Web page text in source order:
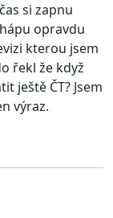
si zapnu
opravdu
kterou jsem
řekl že když
ještě ČT? Jsem
výraz.